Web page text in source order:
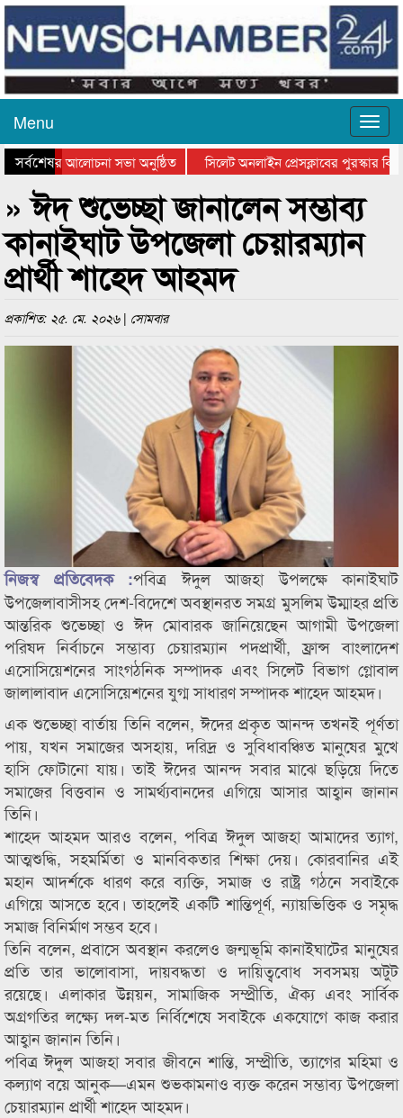
Menu
সর্বশেষ
দিবসের আলোচনা সভা অনুষ্ঠিত
সিলেট অনলাইন প্রেসক্লাবের পুরস্কার
সভা ও সম্মাননা প্রদান
» ঈদ শুভেচ্ছা জানালেন সম্ভাব্য
কানাইঘাট উপজেলা চেয়ারম্যান
প্রার্থী শাহেদ আহমদ
প্রকাশিত: ২৫. মে. ২০২৬ | সোমবার
নিজস্ব প্রতিবেদক :পবিত্র ঈদুল আজহা উপলক্ষে কানাইঘাট
উপজেলাবাসীসহ দেশ-বিদেশে অবস্থানরত সমগ্র মুসলিম উম্মাহর প্রতি
আন্তরিক শুভেচ্ছা ও ঈদ মোবারক জানিয়েছেন আগামী উপজেলা
পরিষদ নির্বাচনে সম্ভাব্য চেয়ারম্যান পদপ্রার্থী, ফ্রান্স বাংলাদেশ
এসোসিয়েশনের সাংগঠনিক সম্পাদক এবং সিলেট বিভাগ গ্লোবাল
জালালাবাদ এসোসিয়েশনের যুগ্ম সাধারণ সম্পাদক শাহেদ আহমদ।
এক শুভেচ্ছা বার্তায় তিনি বলেন, ঈদের প্রকৃত আনন্দ তখনই পূর্ণতা
পায়, যখন সমাজের অসহায়, দরিদ্র ও সুবিধাবঞ্চিত মানুষের মুখে
হাসি ফোটানো যায়। তাই ঈদের আনন্দ সবার মাঝে ছড়িয়ে দিতে
সমাজের বিত্তবান ও সামর্থ্যবানদের এগিয়ে আসার আহ্বান জানান
তিনি।
শাহেদ আহমদ আরও বলেন, পবিত্র ঈদুল আজহা আমাদের ত্যাগ,
আত্মশুদ্ধি, সহমর্মিতা ও মানবিকতার শিক্ষা দেয়। কোরবানির এই
মহান আদর্শকে ধারণ করে ব্যক্তি, সমাজ ও রাষ্ট্র গঠনে সবাইকে
এগিয়ে আসতে হবে। তাহলেই একটি শান্তিপূর্ণ, ন্যায়ভিত্তিক ও সমৃদ্ধ
সমাজ বিনির্মাণ সম্ভব হবে।
তিনি বলেন, প্রবাসে অবস্থান করলেও জন্মভূমি কানাইঘাটের মানুষের
প্রতি তার ভালোবাসা, দায়বদ্ধতা ও দায়িত্ববোধ সবসময় অটুট
রয়েছে। এলাকার উন্নয়ন, সামাজিক সম্প্রীতি, ঐক্য এবং সার্বিক
অগ্রগতির লক্ষ্যে দল-মত নির্বিশেষে সবাইকে একযোগে কাজ করার
আহ্বান জানান তিনি।
পবিত্র ঈদুল আজহা সবার জীবনে শান্তি, সম্প্রীতি, ত্যাগের মহিমা ও
কল্যাণ বয়ে আনুক—এমন শুভকামনাও ব্যক্ত করেন সম্ভাব্য উপজেলা
চেয়ারম্যান প্রার্থী শাহেদ আহমদ।